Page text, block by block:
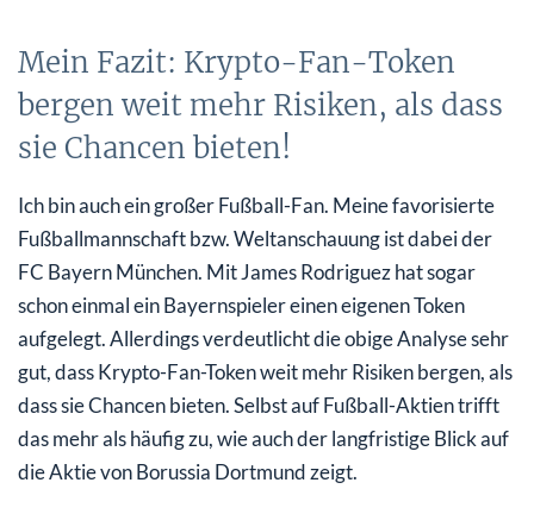
Mein Fazit: Krypto-Fan-Token
bergen weit mehr Risiken, als dass
sie Chancen bieten!
Ich bin auch ein großer Fußball-Fan. Meine favorisierte
Fußballmannschaft bzw. Weltanschauung ist dabei der
FC Bayern München. Mit James Rodriguez hat sogar
schon einmal ein Bayernspieler einen eigenen Token
aufgelegt. Allerdings verdeutlicht die obige Analyse sehr
gut, dass Krypto-Fan-Token weit mehr Risiken bergen, als
dass sie Chancen bieten. Selbst auf Fußball-Aktien trifft
das mehr als häufig zu, wie auch der langfristige Blick auf
die Aktie von Borussia Dortmund zeigt.